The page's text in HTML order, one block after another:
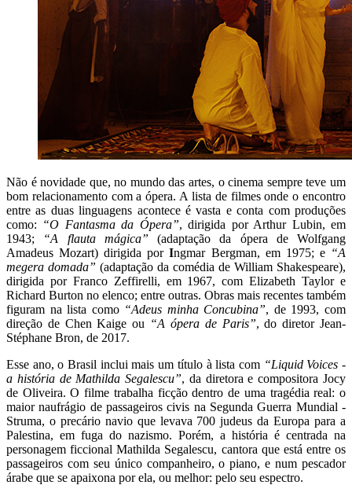
Não é novidade que, no mundo das artes, o cinema sempre teve um
bom relacionamento com a ópera. A lista de filmes onde o encontro
entre as duas linguagens acontece é vasta e conta com produções
como: “O Fantasma da Ópera”, dirigida por Arthur Lubin, em
1943;
“A flauta mágica” (adaptação da ópera de Wolfgang
Amadeus Mozart) dirigida porIngmar Bergman, em 1975; e “A
megera domada” (adaptação da comédia de William Shakespeare),
dirigida por Franco Zeffirelli, em 1967, com Elizabeth Taylor e
Richard Burton no elenco; entre outras. Obras mais recentes também
figuram na lista como“Adeus minha Concubina”, de 1993, com
direção de Chen Kaige ou “A ópera de Paris”, do diretor Jean-
Stéphane Bron, de 2017.
Esse ano, o Brasil inclui mais um título à lista com “Liquid Voices -
a história de Mathilda Segalescu”, da diretora e compositora Jocy
de Oliveira. O filme trabalha ficção dentro de uma tragédia real: o
maior naufrágio de passageiros civis na Segunda Guerra Mundial -
Struma, o precário navio que levava 700 judeus da Europa para a
Palestina, em fuga do nazismo. Porém, a história é centrada na
personagem ficcional Mathilda Segalescu, cantora que está entre os
passageiros com seu único companheiro, o piano, e num pescador
árabe que se apaixona por ela, ou melhor: pelo seu espectro.